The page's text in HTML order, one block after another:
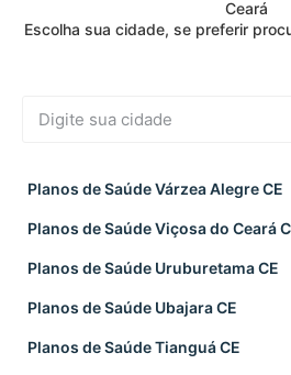
Ceará
Escolha sua cidade, se preferir
Planos de Saúde Várzea Alegre CE
Planos de Saúde Viçosa do Ceará
Planos de Saúde Uruburetama CE
Planos de Saúde Ubajara CE
Planos de Saúde Tianguá CE